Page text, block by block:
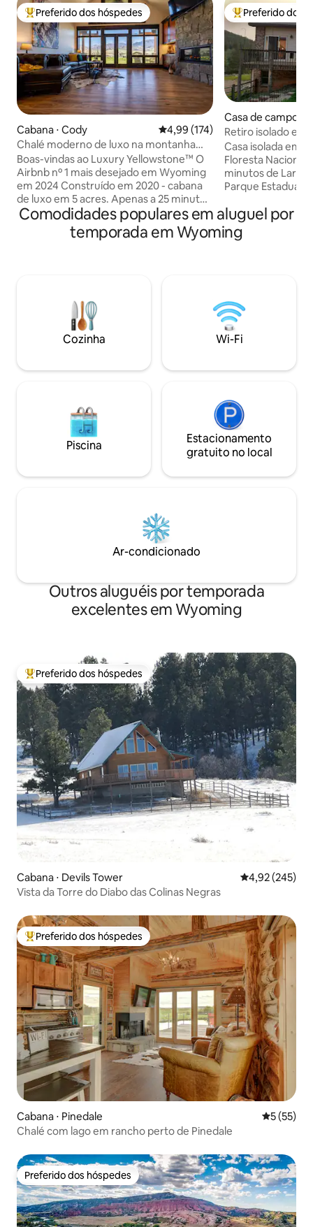
Entre os melhores preferidos dos hóspedes
Preferido dos hóspedes
Cabana ⋅ Cody 4,99 de uma avaliação média de
4,99 (174)
Chalé moderno de luxo na montanha
perto de Yellowstone
Boas-vindas ao Luxury Yellowstone™ O
Airbnb nº 1 mais desejado em Wyoming
em 2024 Construído em 2020 - cabana
de luxo em 5 acres. Apenas a 25 minutos
do Portão Leste de Yellowstone, no
Buffalo Bill Scenic Byway! Desfrute de
vistas para a montanha, janelas do chão
varanda oferece uma beleza de tirar o
fôlego, e talvez até avistamentos de vida
selvagem! O East Gate abre em 2 de
maio de 2026! O design da cabana é
Entre os
Preferido dos
Casa de campo ⋅
Retiro isolado em
Casa isolada em
Floresta Nacional
minutos de
Parque Estadual
abundância de
cercado. Animais
bem-vindos. Dois
café, chá, açúcar,
ovos se minhas
generosas! BR adicional disponível
mediante
Comodidades populares em aluguel por
temporada em Wyoming
Cozinha Wi-Fi
Piscina
Estacionamento
gratuito no local
Ar-condicionado
Outros aluguéis por temporada
excelentes em Wyoming
Entre os melhores preferidos dos hóspedes
Preferido dos hóspedes
Cabana ⋅ Devils Tower 4,92 de uma
4,92 (245)
Vista da Torre do Diabo das Colinas Negras
Entre os melhores preferidos dos hóspedes
Preferido dos hóspedes
Cabana ⋅ Pinedale 5 de uma
5 (55)
Chalé com lago em rancho perto de Pinedale
Preferido dos hóspedes
Preferido dos hóspedes